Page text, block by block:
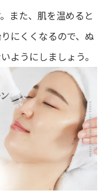
また、肌を温めると
にくくなるので、ぬ
ようにしましょう。